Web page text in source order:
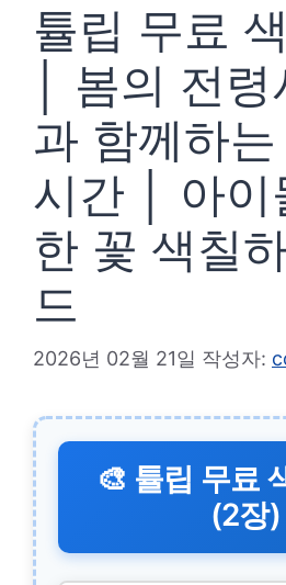
튤립 무료
│ 봄의 전
과 함께하
시간 │ 아이
한 꽃 색칠
드
2026년 02월 21일 작성자:
🎨 튤립 무료
(2장)